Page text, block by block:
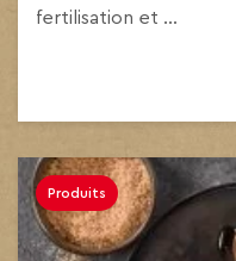
fertilisation et ...
Produits